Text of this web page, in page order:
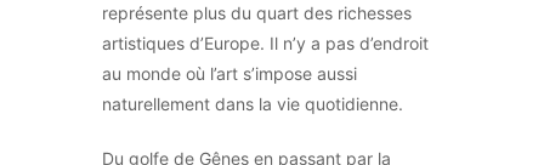
représente plus du quart des richesses
artistiques d’Europe. Il n’y a pas d’endroit
au monde où l’art s’impose aussi
naturellement dans la vie quotidienne.
Du golfe de Gênes en passant par la